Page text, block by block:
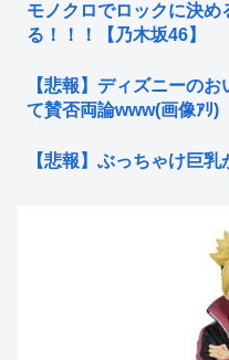
モノクロでロックに決
る！！！【乃木坂46】
【悲報】ディズニーの
て賛否両論www(画像ｱﾘ)
【悲報】ぶっちゃけ巨